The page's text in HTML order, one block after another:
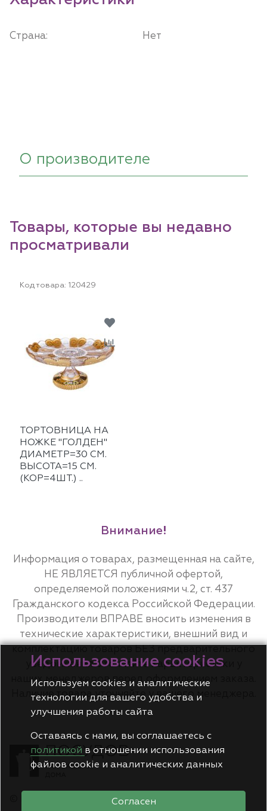
Страна: Нет
О производителе
Товары, которые вы недавно
просматривали
Код товара: 120429
ТОРТОВНИЦА НА
НОЖКЕ "ГОЛДЕН"
ДИАМЕТР=30 СМ.
ВЫСОТА=15 СМ.
(КОР=4ШТ.) ..
Внимание!
Информация о товарах, размещенная на сайте,
НЕ ЯВЛЯЕТСЯ публичной офертой,
определяемой положениями ч.2, ст. 437
Гражданского кодекса Российской Федерации.
Производители ВПРАВЕ вносить изменения в
технические характеристики, внешний вид и
уведомления. Уточняйте характеристики у
наших менеджеров перед оформлением заказа.
Наличие товара уточняйте у вашего менеджера.
Использование cookies
Используем cookies и аналитические
технологии для вашего удобства и
улучшения работы сайта
Оставаясь с нами, вы соглашаетесь с
политикой в отношении использования
файлов cookie и аналитических данных
Согласен